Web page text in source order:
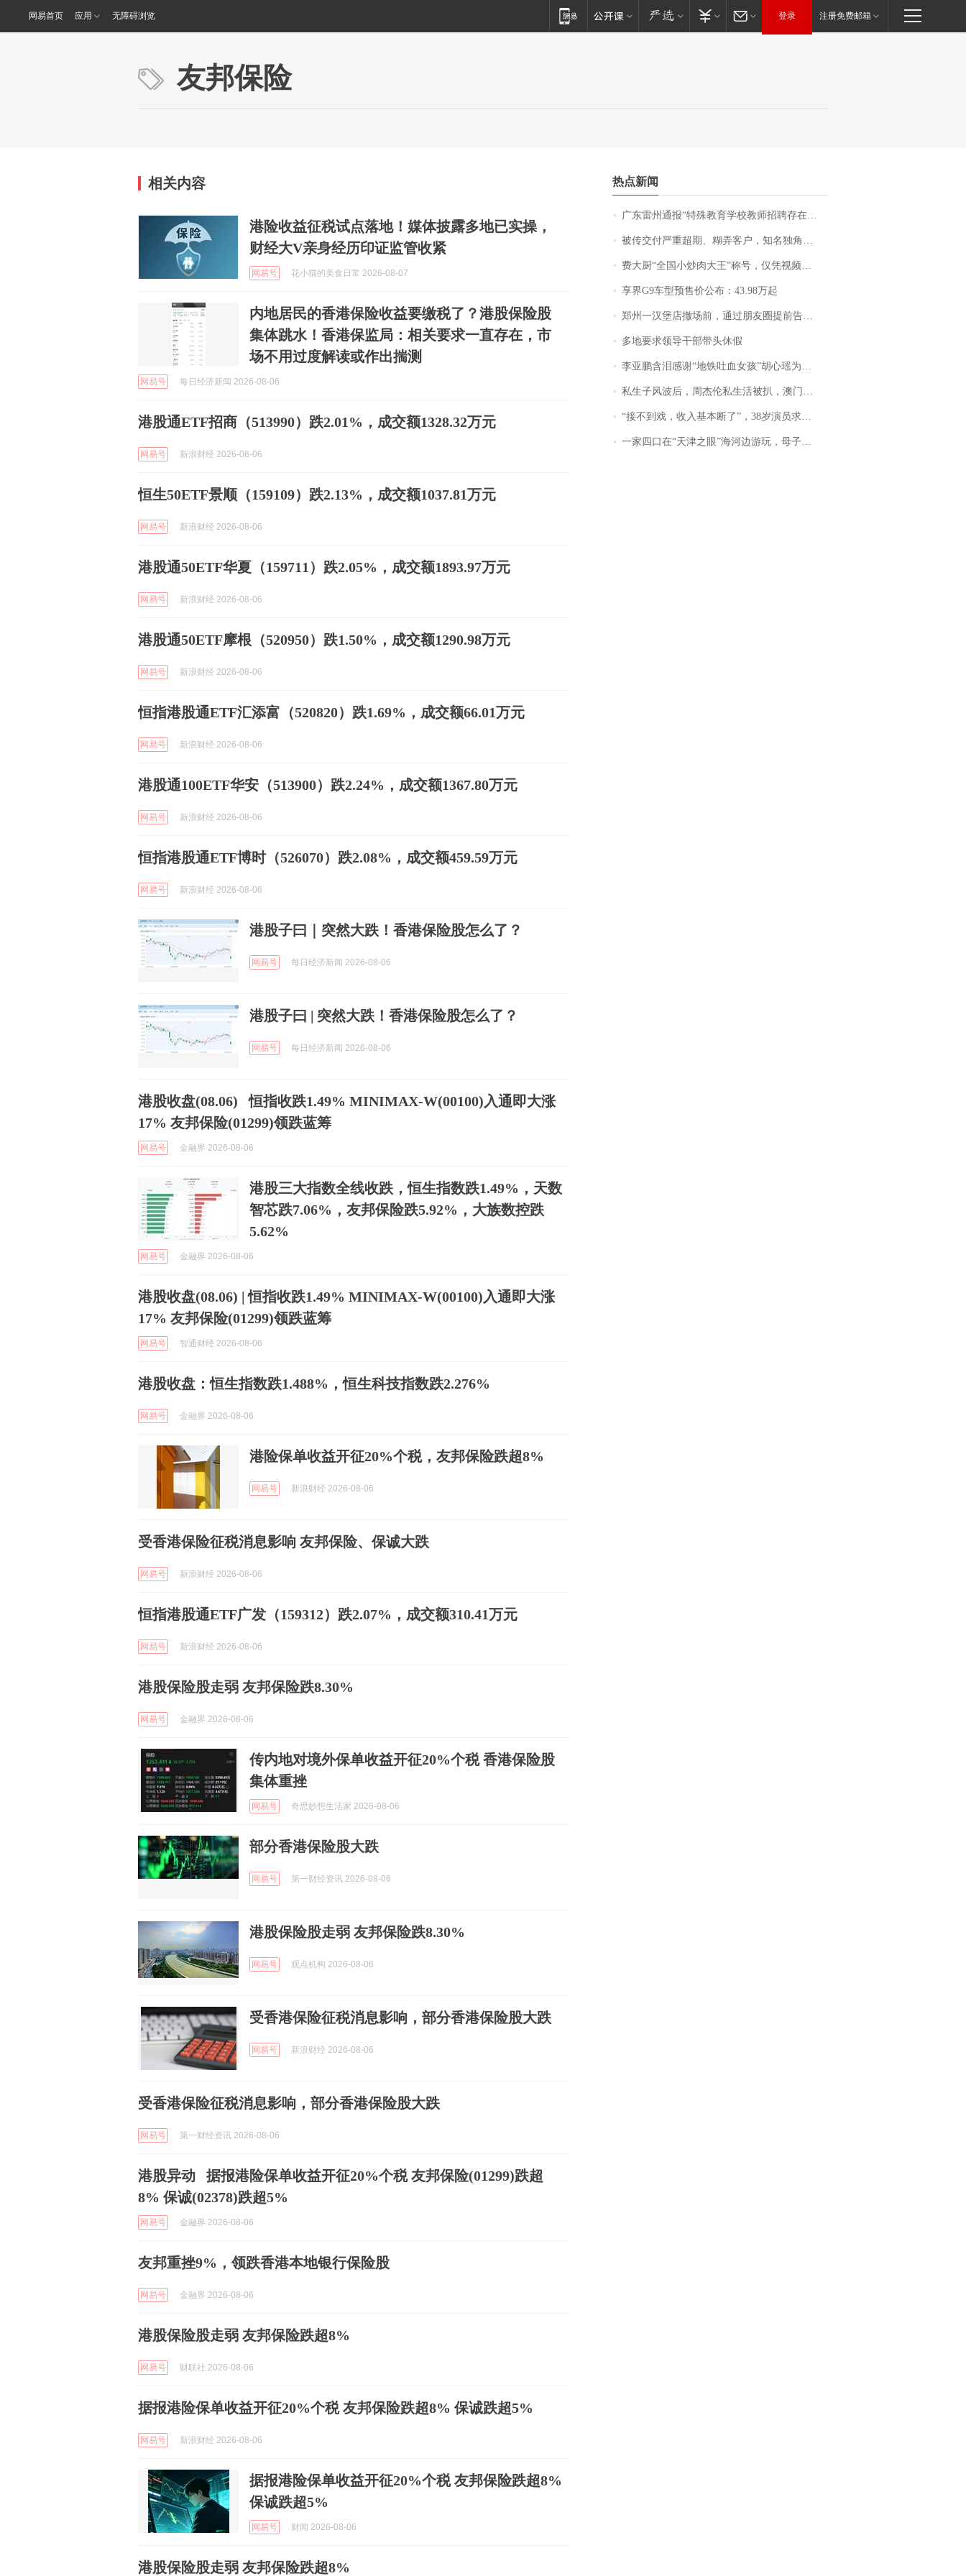
网易首页 应用 无障碍浏览 登录 注册免费邮箱
友邦保险
相关内容
港险收益征税试点落地！媒体披露多地已实操，
财经大V亲身经历印证监管收紧
网易号 花小猫的美食日常 2026-08-07
内地居民的香港保险收益要缴税了？港股保险股
集体跳水！香港保监局：相关要求一直存在，市
场不用过度解读或作出揣测
网易号 每日经济新闻 2026-08-06
港股通ETF招商（513990）跌2.01%，成交额1328.32万元
网易号 新浪财经 2026-08-06
恒生50ETF景顺（159109）跌2.13%，成交额1037.81万元
网易号 新浪财经 2026-08-06
港股通50ETF华夏（159711）跌2.05%，成交额1893.97万元
网易号 新浪财经 2026-08-06
港股通50ETF摩根（520950）跌1.50%，成交额1290.98万元
网易号 新浪财经 2026-08-06
恒指港股通ETF汇添富（520820）跌1.69%，成交额66.01万元
网易号 新浪财经 2026-08-06
港股通100ETF华安（513900）跌2.24%，成交额1367.80万元
网易号 新浪财经 2026-08-06
恒指港股通ETF博时（526070）跌2.08%，成交额459.59万元
网易号 新浪财经 2026-08-06
港股子曰｜突然大跌！香港保险股怎么了？
网易号 每日经济新闻 2026-08-06
港股子曰 | 突然大跌！香港保险股怎么了？
网易号 每日经济新闻 2026-08-06
港股收盘(08.06) 恒指收跌1.49% MINIMAX-W(00100)入通即大涨
17% 友邦保险(01299)领跌蓝筹
网易号 金融界 2026-08-06
港股三大指数全线收跌，恒生指数跌1.49%，天数
智芯跌7.06%，友邦保险跌5.92%，大族数控跌
5.62%
网易号 金融界 2026-08-06
港股收盘(08.06) | 恒指收跌1.49% MINIMAX-W(00100)入通即大涨
17% 友邦保险(01299)领跌蓝筹
网易号 智通财经 2026-08-06
港股收盘：恒生指数跌1.488%，恒生科技指数跌2.276%
网易号 金融界 2026-08-06
港险保单收益开征20%个税，友邦保险跌超8%
网易号 新浪财经 2026-08-06
受香港保险征税消息影响 友邦保险、保诚大跌
网易号 新浪财经 2026-08-06
恒指港股通ETF广发（159312）跌2.07%，成交额310.41万元
网易号 新浪财经 2026-08-06
港股保险股走弱 友邦保险跌8.30%
网易号 金融界 2026-08-06
传内地对境外保单收益开征20%个税 香港保险股
集体重挫
网易号 奇思妙想生活家 2026-08-06
部分香港保险股大跌
网易号 第一财经资讯 2026-08-06
港股保险股走弱 友邦保险跌8.30%
网易号 观点机构 2026-08-06
受香港保险征税消息影响，部分香港保险股大跌
网易号 新浪财经 2026-08-06
受香港保险征税消息影响，部分香港保险股大跌
网易号 第一财经资讯 2026-08-06
港股异动 据报港险保单收益开征20%个税 友邦保险(01299)跌超
8% 保诚(02378)跌超5%
网易号 金融界 2026-08-06
友邦重挫9%，领跌香港本地银行保险股
网易号 金融界 2026-08-06
港股保险股走弱 友邦保险跌超8%
网易号 财联社 2026-08-06
据报港险保单收益开征20%个税 友邦保险跌超8% 保诚跌超5%
网易号 新浪财经 2026-08-06
据报港险保单收益开征20%个税 友邦保险跌超8%
保诚跌超5%
网易号 财闻 2026-08-06
港股保险股走弱 友邦保险跌超8%
热点新闻
广东雷州通报“特殊教育学校教师招聘存在违规行为”：已启动问责程序 副校长被停职
被传交付严重超期、糊弄客户，知名独角兽车企创始人回应：都没证据，将依法采取措施，“本人长期与美国交管局保持沟通，对方表示肯定”
费大厨“全国小炒肉大王”称号，仅凭视频评出？中国烹饪协会回应
享界G9车型预售价公布：43.98万起
郑州一汉堡店撤场前，通过朋友圈提前告知逐一退费，有顾客仅剩1元也全被退回，分文不少；顾客：言而有信，让人感动
多地要求领导干部带头休假
李亚鹏含泪感谢“地铁吐血女孩”胡心瑶为嫣然天使捐99999元：这份捐赠太沉重，尊重其捐赠意愿，个人向胡心瑶和她的病友之家各捐赠99999元
私生子风波后，周杰伦私生活被扒，澳门输10亿传闻早已经水落石出
“接不到戏，收入基本断了”，38岁演员求职景区NPC：工作量断崖式下跌，留给我试错的时间不多了
一家四口在“天津之眼”海河边游玩，母子俩不幸溺亡